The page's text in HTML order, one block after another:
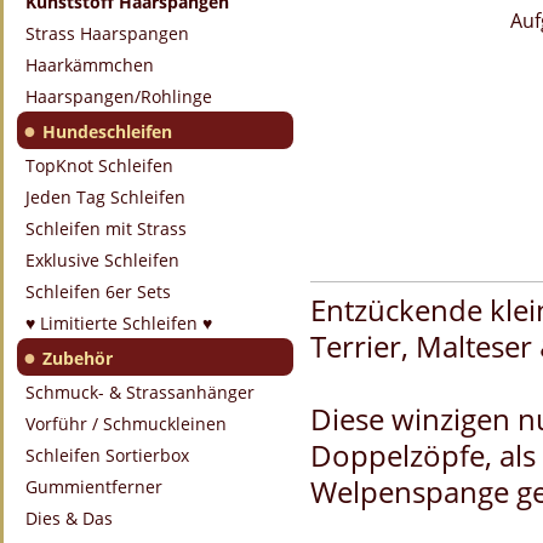
Strass Haarspangen
Haarkämmchen
Haarspangen/Rohlinge
● Hundeschleifen
TopKnot Schleifen
Jeden Tag Schleifen
Schleifen mit Strass
Exklusive Schleifen
Schleifen 6er Sets
♥ Limitierte Schleifen ♥
● Zubehör
Schmuck- & Strassanhänger
Vorführ / Schmuckleinen
Schleifen Sortierbox
Gummientferner
Dies & Das
Entzückende
Terrier, Malteser
Diese winzigen
Doppelzöpfe,
Welpenspange